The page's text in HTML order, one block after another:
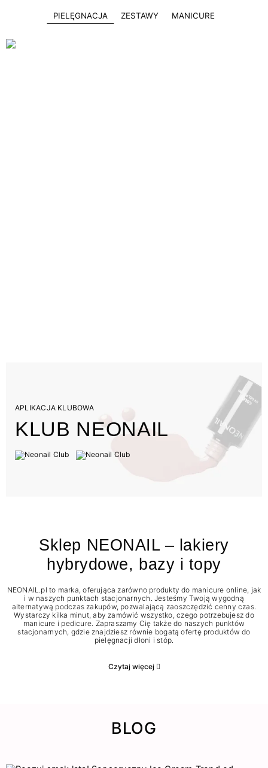
PIELĘGNACJA ZESTAWY MANICURE
APLIKACJA KLUBOWA
KLUB NEONAIL
Sklep NEONAIL – lakiery
hybrydowe, bazy i topy
NEONAIL.pl to marka, oferująca zarówno produkty do manicure online, jak
i w naszych punktach stacjonarnych. Jesteśmy Twoją wygodną
alternatywą podczas zakupów, pozwalającą zaoszczędzić cenny czas.
Wystarczy kilka minut, aby zamówić wszystko, czego potrzebujesz do
manicure i pedicure. Zapraszamy Cię także do naszych punktów
stacjonarnych, gdzie znajdziesz równie bogatą ofertę produktów do
pielęgnacji dłoni i stóp.
Czytaj więcej
BLOG